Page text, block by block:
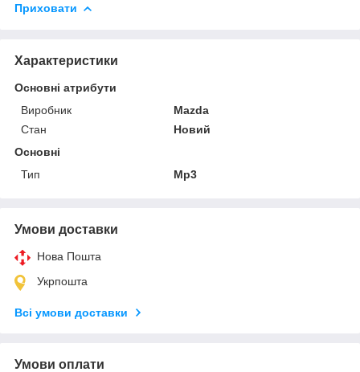
Приховати
Характеристики
Основні атрибути
Виробник
Mazda
Стан
Новий
Основні
Тип
Mp3
Умови доставки
Нова Пошта
Укрпошта
Всі умови доставки
Умови оплати